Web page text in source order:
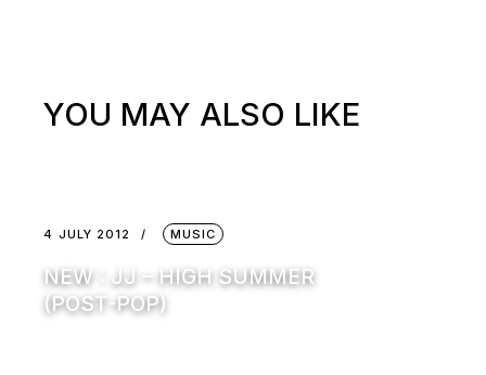
YOU MAY ALSO LIKE
4 JULY 2012 MUSIC
NEW : JJ – HIGH SUMMER
(POST-POP)